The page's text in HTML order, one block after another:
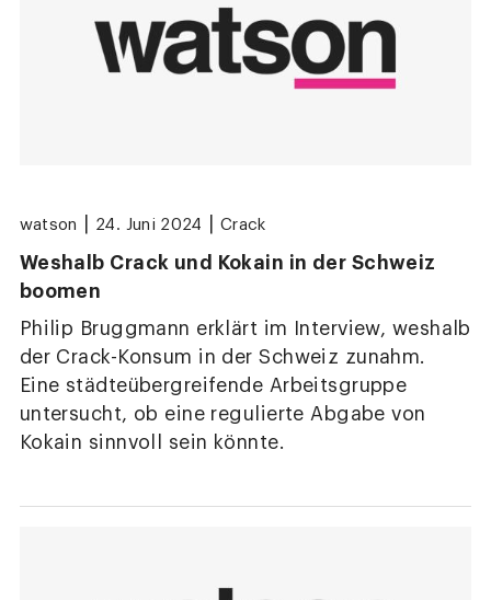
watson 24. Juni 2024 Crack
Weshalb Crack und Kokain in der Schweiz
boomen
Philip Bruggmann erklärt im Interview, weshalb
der Crack-Konsum in der Schweiz zunahm.
Eine städteübergreifende Arbeitsgruppe
untersucht, ob eine regulierte Abgabe von
Kokain sinnvoll sein könnte.